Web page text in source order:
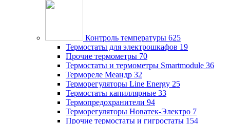
Контроль температуры 625
Термостаты для электрошкафов 19
Прочие термометры 70
Термостаты и термометры Smartmodule 36
Термореле Меандр 32
Терморегуляторы Line Energy 25
Термостаты капиллярные 33
Термопредохранители 94
Терморегуляторы Новатек-Электро 7
Прочие термостаты и гигростаты 154